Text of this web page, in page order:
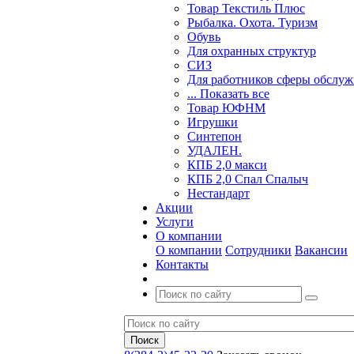
Товар Текстиль Плюс
Рыбалка. Охота. Туризм
Обувь
Для охранных структур
СИЗ
Для работников сферы
... Показать все
Товар ЮФНМ
Игрушки
Синтепон
УДАЛЕН.
КПБ 2,0 макси
КПБ 2,0 Спал Спалыч
Нестандарт
Акции
Услуги
О компании
О компании Сотрудники Вакансии
Контакты